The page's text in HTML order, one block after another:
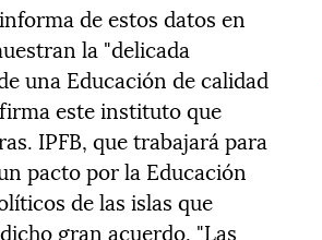
de estos datos en
la "delicada
una Educación de calidad
este instituto que
IPFB, que trabajará para
pacto por la Educación
de las islas que
gran acuerdo. "Las